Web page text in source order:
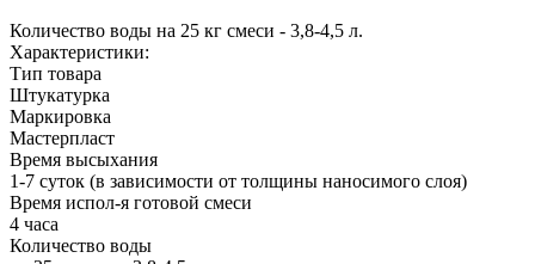
Количество воды на 25 кг смеси - 3,8-4,5 л.
Характеристики:
Тип товара
Штукатурка
Маркировка
Мастерпласт
Время высыхания
1-7 суток (в зависимости от толщины наносимого слоя)
Время испол-я готовой смеси
4 часа
Количество воды